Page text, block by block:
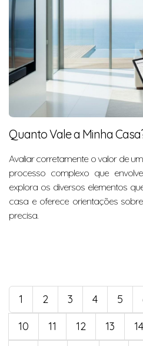
Quanto Vale a Minha
Avaliar corretamente o valor de
processo complexo que
explora os diversos elementos
casa e oferece orientações
precisa.
1 2 3 4 5
10
11 12 13 14